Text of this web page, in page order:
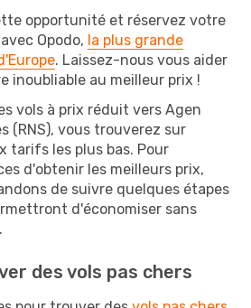
opportunité et réservez votre
Opodo, la plus grande
. Laissez-nous vous aider
inoubliable au meilleur prix !
vols à prix réduit vers Agen
(RNS), vous trouverez sur
tarifs les plus bas. Pour
d'obtenir les meilleurs prix,
de suivre quelques étapes
d'économiser sans
des vols pas chers